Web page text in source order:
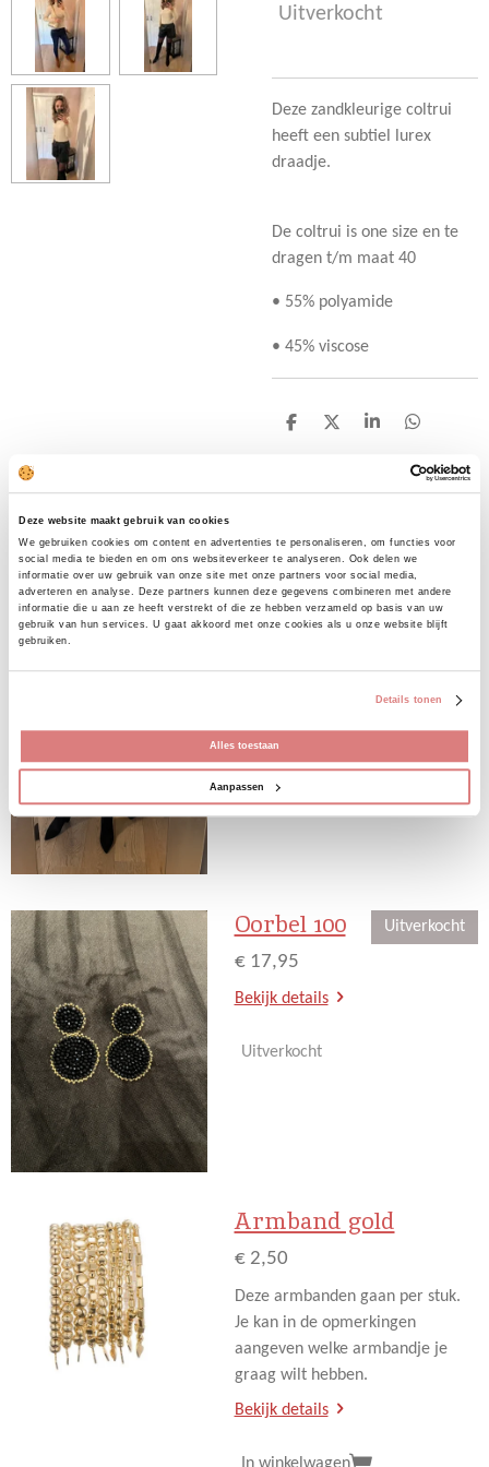
Deze website maakt gebruik van cookies
We gebruiken cookies om content en advertenties te personaliseren, om functies voor
social media te bieden en om ons websiteverkeer te analyseren. Ook delen we
informatie over uw gebruik van onze site met onze partners voor social media,
adverteren en analyse. Deze partners kunnen deze gegevens combineren met andere
informatie die u aan ze heeft verstrekt of die ze hebben verzameld op basis van uw
gebruik van hun services. U gaat akkoord met onze cookies als u onze website blijft
gebruiken.
Details tonen
Alles toestaan
Aanpassen
Uitverkocht
Deze zandkleurige coltrui
heeft een subtiel lurex
draadje.
De coltrui is one size en te
dragen t/m maat 40
• 55% polyamide
• 45% viscose
D
D
S
D
l
Leather look short
€ 34,95
De Short valt op maat
Uitverkocht
Oorbel 100
€ 17,95
Bekijk details
Uitverkocht
Armband gold
€ 2,50
Deze armbanden gaan per stuk.
Je kan in de opmerkingen
aangeven welke armbandje je
graag wilt hebben.
Bekijk details